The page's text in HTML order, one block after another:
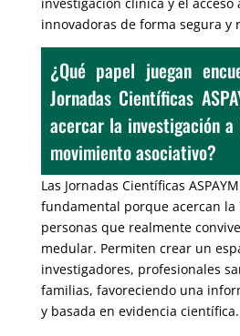
investigación clínica y el acceso
innovadoras de forma segura y
¿Qué papel juegan
Jornadas Científicas
acercar la investigación a
movimiento asociativo?
Las Jornadas Científicas
fundamental porque acercan la
personas que realmente
medular. Permiten crear un
investigadores, profesionales
familias, favoreciendo una
y basada en evidencia científica.